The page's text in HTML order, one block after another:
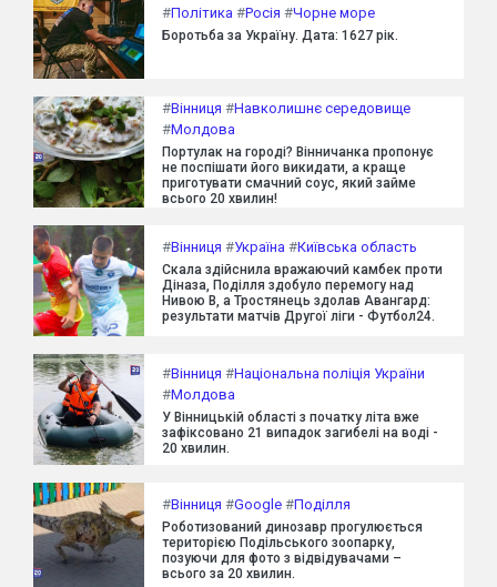
#Політика #Росія #Чорне море
Боротьба за Україну. Дата: 1627 рік.
#Вінниця #Навколишнє середовище
#Молдова
Портулак на городі? Вінничанка пропонує
не поспішати його викидати, а краще
приготувати смачний соус, який займе
всього 20 хвилин!
#Вінниця #Україна #Київська область
Скала здійснила вражаючий камбек проти
Діназа, Поділля здобуло перемогу над
Нивою В, а Тростянець здолав Авангард:
результати матчів Другої ліги - Футбол24.
#Вінниця #Національна поліція України
#Молдова
У Вінницькій області з початку літа вже
зафіксовано 21 випадок загибелі на воді -
20 хвилин.
#Вінниця #Google #Поділля
Роботизований динозавр прогулюється
територією Подільського зоопарку,
позуючи для фото з відвідувачами –
всього за 20 хвилин.